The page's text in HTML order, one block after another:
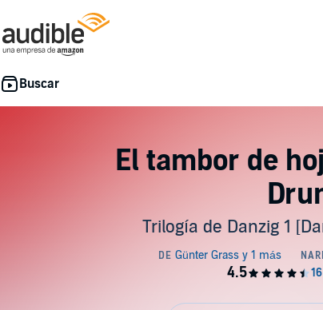
El tambor de
Trilogía de Danzig 1